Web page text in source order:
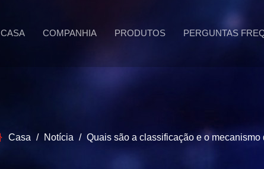
CASA COMPANHIA PRODUTOS PERGUNTAS
Casa / Notícia / Quais são a classificação e o